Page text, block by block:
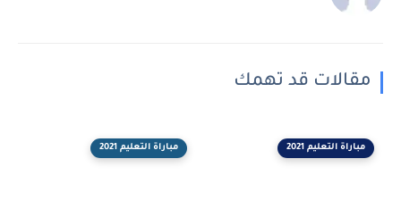
مقالات قد تهمك
مباراة التعليم 2021 مباراة التعليم 2021